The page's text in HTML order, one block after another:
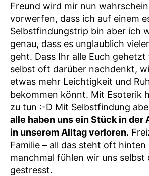
Freund wird mir nun
vorwerfen, dass ich auf einem
Selbstfindungstrip bin aber ich
genau, dass es unglaublich
geht. Dass Ihr alle Euch
selbst oft darüber nachdenkt,
etwas mehr Leichtigkeit und
bekommen könnt. Mit Esoterik
zu tun :-D Mit Selbstfindung
alle haben uns ein Stück in der
in unserem Alltag verloren.
Familie – all das steht oft hinten
manchmal fühlen wir uns selbst
gestresst.